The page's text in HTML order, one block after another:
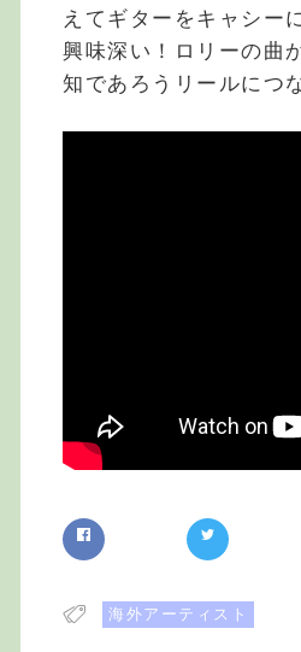
えてギターをキャシー
興味深い！ロリーの曲
知であろうリールにつ
海外アーティスト